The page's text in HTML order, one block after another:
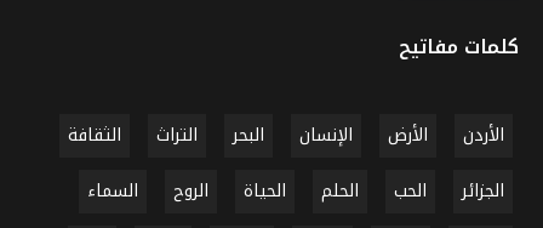
كلمات مفاتيح
الأردن الأرض الإنسان البحر التراث
الثقافة
الجزائر
الحب الحلم الحياة الروح
السماء